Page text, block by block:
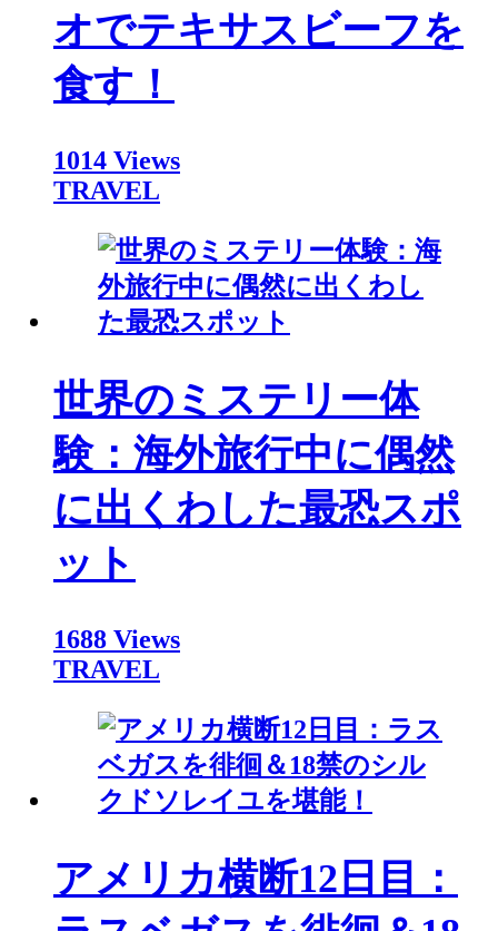
オでテキサスビーフを
食す！
1014 Views
TRAVEL
世界のミステリー体
験：海外旅行中に偶然
に出くわした最恐スポ
ット
1688 Views
TRAVEL
アメリカ横断12日目：